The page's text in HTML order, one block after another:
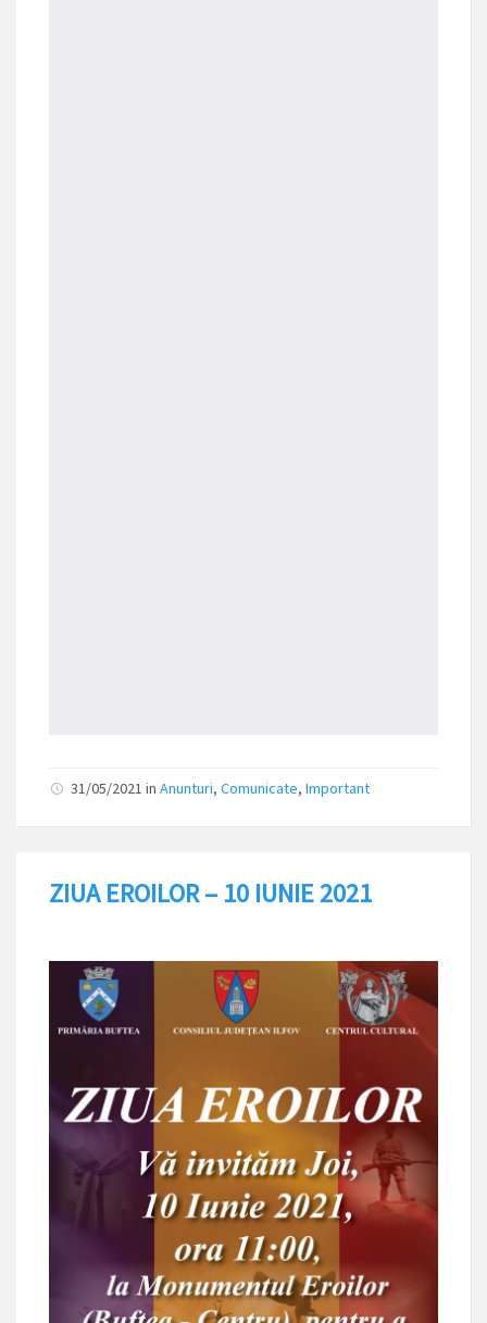
31/05/2021 in Anunturi, Comunicate, Important
ZIUA EROILOR – 10 IUNIE 2021